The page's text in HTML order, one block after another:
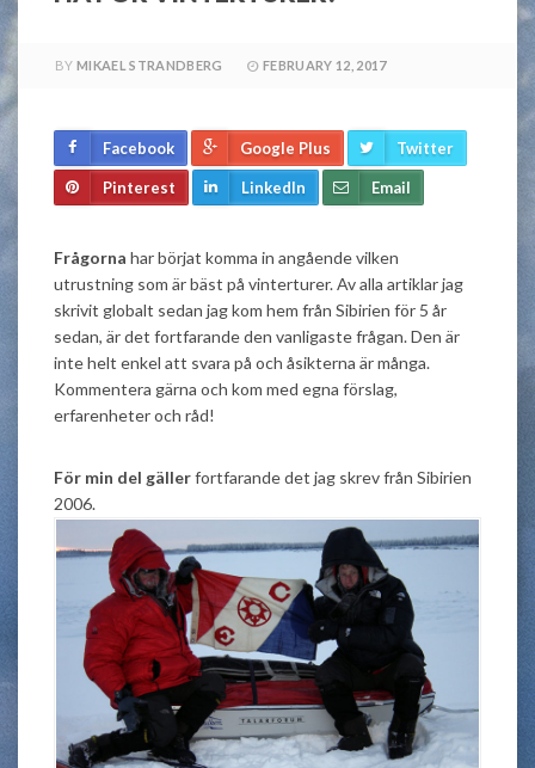
BY MIKAEL STRANDBERG FEBRUARY 12, 2017
Facebook Google Plus Twitter
Pinterest LinkedIn Email
Frågorna har börjat komma in angående vilken
utrustning som är bäst på vinterturer. Av alla artiklar jag
skrivit globalt sedan jag kom hem från Sibirien för 5 år
sedan, är det fortfarande den vanligaste frågan. Den är
inte helt enkel att svara på och åsikterna är många.
Kommentera gärna och kom med egna förslag,
erfarenheter och råd!
För min del gällerfortfarande det jag skrev från Sibirien
2006.